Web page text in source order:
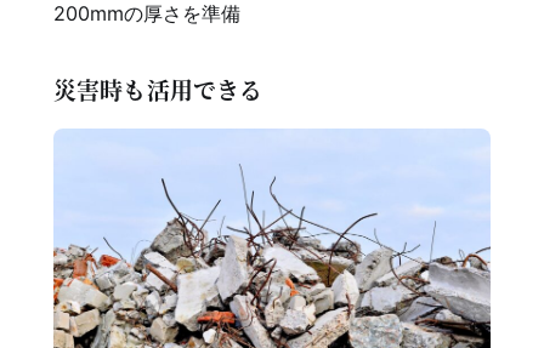
200mmの厚さを準備
災害時も活用できる